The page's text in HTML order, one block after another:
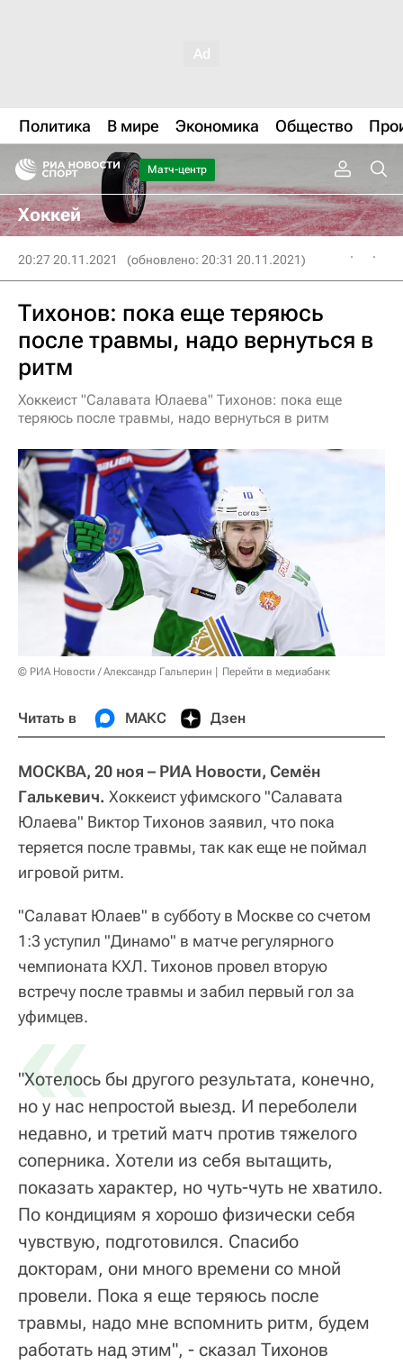
Политика В мире Экономика Общество
Матч-центр
Хоккей
20:27 20.11.2021 (обновлено: 20:31 20.11.2021)
Тихонов: пока еще теряюсь
после травмы, надо вернуться в
ритм
Хоккеист "Салавата Юлаева" Тихонов: пока еще
теряюсь после травмы, надо вернуться в ритм
© РИА Новости / Александр Гальперин Перейти в медиабанк
Читать в МАКС Дзен
МОСКВА, 20 ноя – РИА Новости, Семён
Галькевич. Хоккеист уфимского "Салавата
Юлаева" Виктор Тихонов заявил, что пока
теряется после травмы, так как еще не поймал
игровой ритм.
"Салават Юлаев" в субботу в Москве со счетом
1:3 уступил "Динамо" в матче регулярного
чемпионата КХЛ. Тихонов провел вторую
встречу после травмы и забил первый гол за
уфимцев.
«
"Хотелось бы другого результата, конечно,
но у нас непростой выезд. И переболели
недавно, и третий матч против тяжелого
соперника. Хотели из себя вытащить,
показать характер, но чуть-чуть не хватило.
По кондициям я хорошо физически себя
чувствую, подготовился. Спасибо
докторам, они много времени со мной
провели. Пока я еще теряюсь после
травмы, надо мне вспомнить ритм, будем
работать над этим", - сказал Тихонов